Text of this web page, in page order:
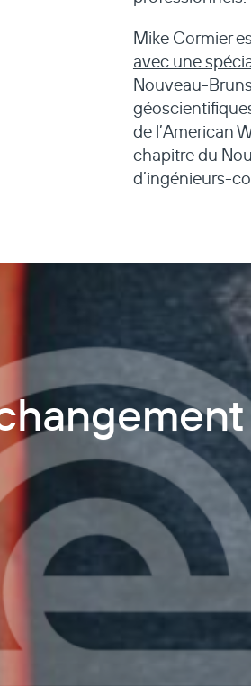
Mike Cormier
avec une
Nouveau-
de l’American
chapitre du
d’ingénieurs-